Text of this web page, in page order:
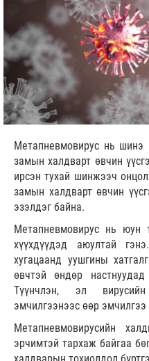
Метапневмовирус нь шинэ
замын халдварт өвчин
ирсэн тухай шинжээч
замын халдварт өвчин
эзэлдэг байна.
Метапневмовирус нь юун
хүүхдүүдэд аюултай
хугацаанд уушгины
өвчтэй өндөр
Түүнчлэн, эл
эмчилгээнээс өөр эмчилгээ
Метапневмовирусийн
эрчимтэй тархаж байгаа